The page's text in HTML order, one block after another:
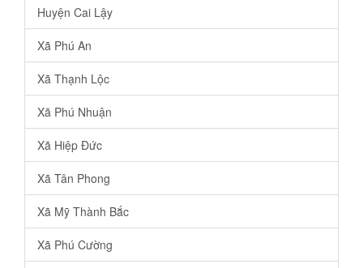
Huyện Cai Lậy
Xã Phú An
Xã Thạnh Lộc
Xã Phú Nhuận
Xã Hiệp Đức
Xã Tân Phong
Xã Mỹ Thành Bắc
Xã Phú Cường